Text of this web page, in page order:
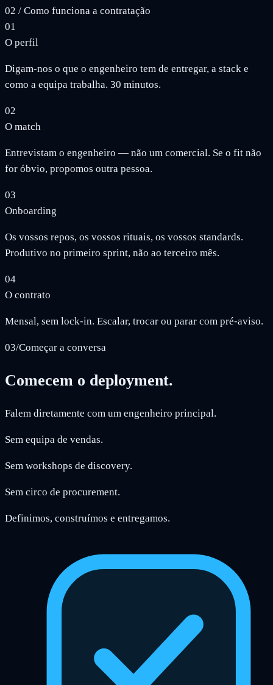
02 / Como funciona a contratação
01
O perfil
Digam-nos o que o engenheiro tem de entregar, a stack e
como a equipa trabalha. 30 minutos.
02
O match
Entrevistam o engenheiro — não um comercial. Se o fit não
for óbvio, propomos outra pessoa.
03
Onboarding
Os vossos repos, os vossos rituais, os vossos standards.
Produtivo no primeiro sprint, não ao terceiro mês.
04
O contrato
Mensal, sem lock-in. Escalar, trocar ou parar com pré-aviso.
03/Começar a conversa
Comecem o deployment.
Falem diretamente com um engenheiro principal.
Sem equipa de vendas.
Sem workshops de discovery.
Sem circo de procurement.
Definimos, construímos e entregamos.